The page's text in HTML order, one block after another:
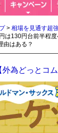
> 相場を見通す超
は130円台前半程
由はある？
外為どっとコ